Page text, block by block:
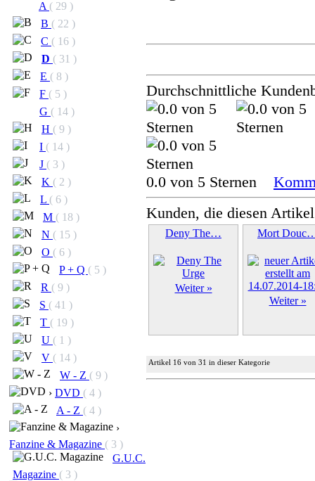
A ( 29 )
B ( 22 )
C ( 16 )
D ( 31 )
E ( 8 )
F ( 5 )
G ( 14 )
H ( 9 )
I ( 14 )
J ( 3 )
K ( 2 )
L ( 6 )
M ( 18 )
N ( 15 )
O ( 6 )
P + Q ( 5 )
R ( 9 )
S ( 41 )
T ( 19 )
U ( 1 )
V ( 14 )
W - Z ( 9 )
› DVD ( 4 )
A - Z ( 4 )
›
Fanzine & Magazine ( 3 )
G.U.C.
Magazine ( 3 )
Durchschnittliche
0.0 von 5 Sternen
Kunden, die diesen
Deny The…
Weiter »
Mort
Weiter »
Artikel 16 von 31 in dieser Kategorie